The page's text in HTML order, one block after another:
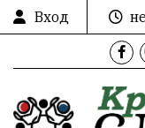
Вход